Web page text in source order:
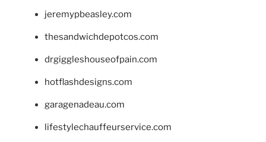
jeremypbeasley.com
thesandwichdepotcos.com
drgiggleshouseofpain.com
hotflashdesigns.com
garagenadeau.com
lifestylechauffeurservice.com